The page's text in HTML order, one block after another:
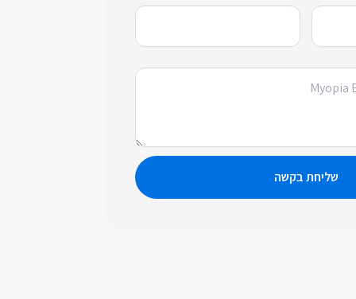
שליחת בקשה